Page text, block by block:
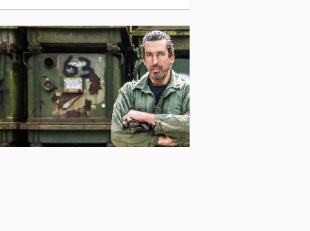
Wagon-Citerne Gros Porteur